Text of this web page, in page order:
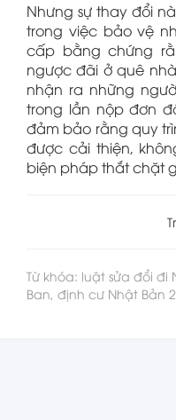
Nhưng sự thay đổi
trong việc bảo vệ
cấp bằng chứng
ngược đãi ở quê
nhận ra những
trong lần nộp đơn
đảm bảo rằng quy
được cải thiện,
biện pháp thắt chặt
Từ khóa: luật sửa đổi
Ban, định cư Nhật Bản